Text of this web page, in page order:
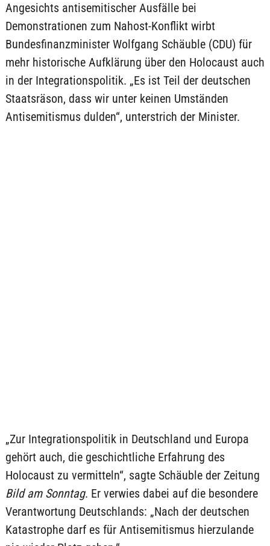
Angesichts antisemitischer Ausfälle bei
Demonstrationen zum Nahost-Konflikt wirbt
Bundesfinanzminister Wolfgang Schäuble (CDU) für
mehr historische Aufklärung über den Holocaust auch
in der Integrationspolitik. „Es ist Teil der deutschen
Staatsräson, dass wir unter keinen Umständen
Antisemitismus dulden“, unterstrich der Minister.
„Zur Integrationspolitik in Deutschland und Europa
gehört auch, die geschichtliche Erfahrung des
Holocaust zu vermitteln“, sagte Schäuble der Zeitung
Bild am Sonntag. Er verwies dabei auf die besondere
Verantwortung Deutschlands: „Nach der deutschen
Katastrophe darf es für Antisemitismus hierzulande